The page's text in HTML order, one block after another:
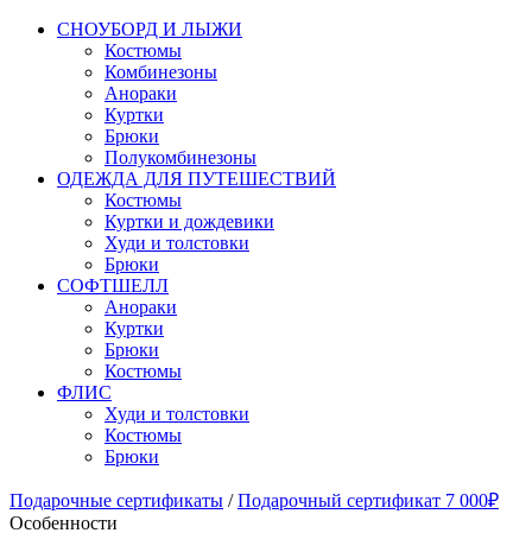
СНОУБОРД И ЛЫЖИ
Костюмы
Комбинезоны
Анораки
Куртки
Брюки
Полукомбинезоны
ОДЕЖДА ДЛЯ ПУТЕШЕСТВИЙ
Костюмы
Куртки и дождевики
Худи и толстовки
Брюки
СОФТШЕЛЛ
Анораки
Куртки
Брюки
Костюмы
ФЛИС
Худи и толстовки
Костюмы
Брюки
Подарочные сертификаты / Подарочный сертификат 7 000₽
Особенности